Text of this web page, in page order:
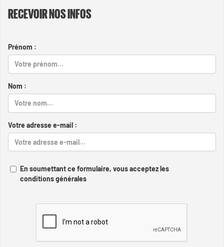
RECEVOIR NOS INFOS
Prénom :
Nom :
Votre adresse e-mail :
En soumettant ce formulaire, vous acceptez les
conditions générales